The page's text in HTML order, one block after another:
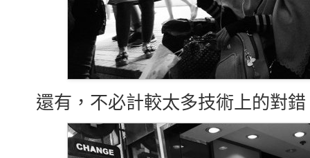
還有，不必計較太多技術上的對